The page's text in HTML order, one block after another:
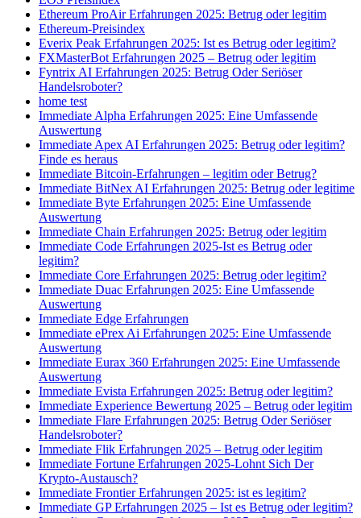
Ethereum ProAir Erfahrungen 2025: Betrug oder legitim
Ethereum-Preisindex
Everix Peak Erfahrungen 2025: Ist es Betrug oder legitim?
FXMasterBot Erfahrungen 2025 – Betrug oder legitim
Fyntrix AI Erfahrungen 2025: Betrug Oder Seriöser
Handelsroboter?
home test
Immediate Alpha Erfahrungen 2025: Eine Umfassende
Auswertung
Immediate Apex AI Erfahrungen 2025: Betrug oder legitim?
Finde es heraus
Immediate Bitcoin-Erfahrungen – legitim oder Betrug?
Immediate BitNex AI Erfahrungen 2025: Betrug oder legitime
Immediate Byte Erfahrungen 2025: Eine Umfassende
Auswertung
Immediate Chain Erfahrungen 2025: Betrug oder legitim
Immediate Code Erfahrungen 2025-Ist es Betrug oder
legitim?
Immediate Core Erfahrungen 2025: Betrug oder legitim?
Immediate Duac Erfahrungen 2025: Eine Umfassende
Auswertung
Immediate Edge Erfahrungen
Immediate ePrex Ai Erfahrungen 2025: Eine Umfassende
Auswertung
Immediate Eurax 360 Erfahrungen 2025: Eine Umfassende
Auswertung
Immediate Evista Erfahrungen 2025: Betrug oder legitim?
Immediate Experience Bewertung 2025 – Betrug oder legitim
Immediate Flare Erfahrungen 2025: Betrug Oder Seriöser
Handelsroboter?
Immediate Flik Erfahrungen 2025 – Betrug oder legitim
Immediate Fortune Erfahrungen 2025-Lohnt Sich Der
Krypto-Austausch?
Immediate Frontier Erfahrungen 2025: ist es legitim?
Immediate GP Erfahrungen 2025 – Ist es Betrug oder legitim?